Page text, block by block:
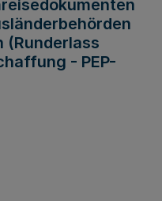
(Runderlass
- PEP-